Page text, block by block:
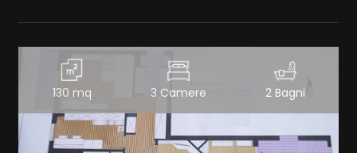
130 mq 3 Camere 2 Bagni